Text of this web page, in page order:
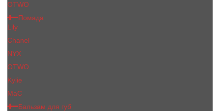
OTWO
Помада
Lily
Chanel
NYX
OTWO
Kylie
МаС
Бальзам для губ